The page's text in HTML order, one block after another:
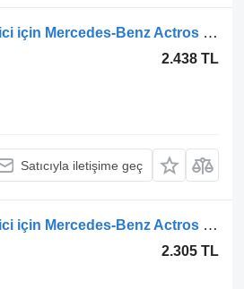
Mercedes-Benz Actros, Axor MP1, MP2, MP3 (1996-2014) çekici için Mercedes-Benz Actros MP1 1840 (01.96-12.02) A9419701749 amortisör
2.438 TL
Satıcıyla iletişime geç
Mercedes-Benz Actros, Axor MP1, MP2, MP3 (1996-2014) çekici için Mercedes-Benz Actros MP1 1840 (01.96-12.02) A9419701549 amortisör
2.305 TL